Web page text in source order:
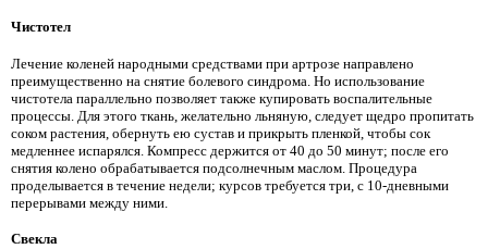
Чистотел
Лечение коленей народными средствами при артрозе направлено
преимущественно на снятие болевого синдрома. Но использование
чистотела параллельно позволяет также купировать воспалительные
процессы. Для этого ткань, желательно льняную, следует щедро пропитать
соком растения, обернуть ею сустав и прикрыть пленкой, чтобы сок
медленнее испарялся. Компресс держится от 40 до 50 минут; после его
снятия колено обрабатывается подсолнечным маслом. Процедура
проделывается в течение недели; курсов требуется три, с 10-дневными
перерывами между ними.
Свекла